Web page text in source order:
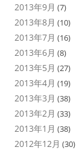
2013年9月 (7)
2013年8月 (10)
2013年7月 (16)
2013年6月 (8)
2013年5月 (27)
2013年4月 (19)
2013年3月 (38)
2013年2月 (33)
2013年1月 (38)
2012年12月 (30)